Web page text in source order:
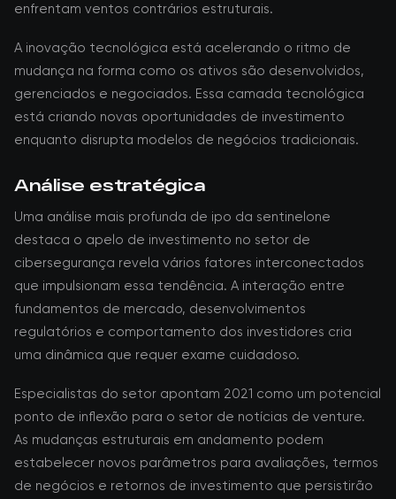
enfrentam ventos contrários estruturais.
A inovação tecnológica está acelerando o ritmo de
mudança na forma como os ativos são desenvolvidos,
gerenciados e negociados. Essa camada tecnológica
está criando novas oportunidades de investimento
enquanto disrupta modelos de negócios tradicionais.
Análise estratégica
Uma análise mais profunda de ipo da sentinelone
destaca o apelo de investimento no setor de
cibersegurança revela vários fatores interconectados
que impulsionam essa tendência. A interação entre
fundamentos de mercado, desenvolvimentos
regulatórios e comportamento dos investidores cria
uma dinâmica que requer exame cuidadoso.
Especialistas do setor apontam 2021 como um potencial
ponto de inflexão para o setor de notícias de venture.
As mudanças estruturais em andamento podem
estabelecer novos parâmetros para avaliações, termos
de negócios e retornos de investimento que persistirão